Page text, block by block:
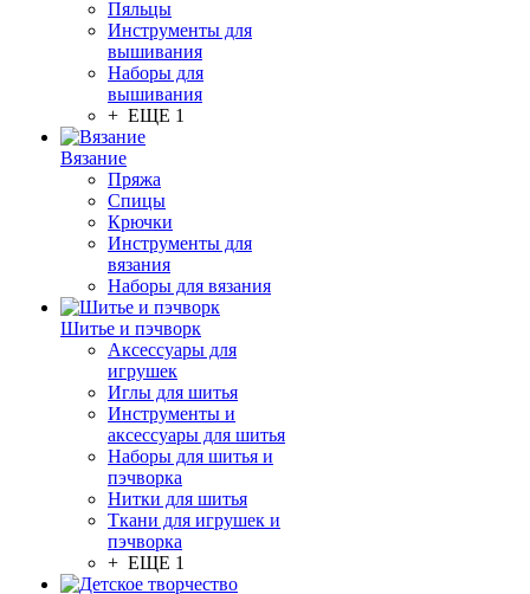
Пяльцы
Инструменты для
вышивания
Наборы для
вышивания
+ ЕЩЕ 1
Вязание
Пряжа
Спицы
Крючки
Инструменты для
вязания
Наборы для вязания
Шитье и пэчворк
Аксессуары для
игрушек
Иглы для шитья
Инструменты и
аксессуары для шитья
Наборы для шитья и
пэчворка
Нитки для шитья
Ткани для игрушек и
пэчворка
+ ЕЩЕ 1